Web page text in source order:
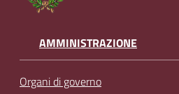
AMMINISTRAZIONE
Organi di governo